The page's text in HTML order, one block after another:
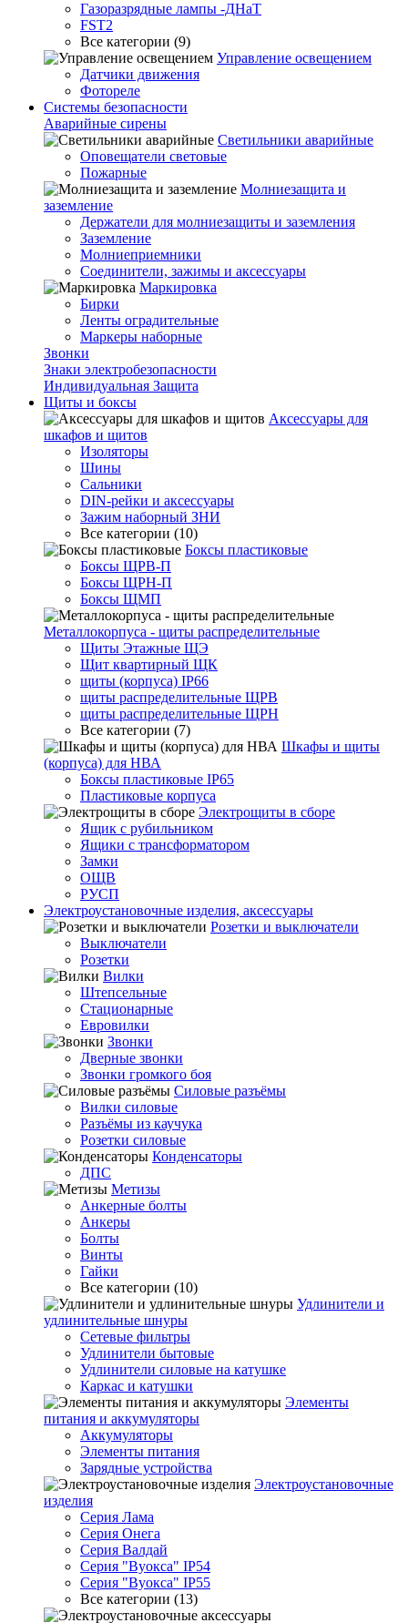
Газоразрядные лампы -ДНаТ
FST2
Все категории (9)
Управление освещением
Датчики движения
Фотореле
Системы безопасности
Аварийные сирены
Светильники аварийные
Оповещатели световые
Пожарные
Молниезащита и
заземление
Держатели для молниезащиты и заземления
Заземление
Молниеприемники
Соединители, зажимы и аксессуары
Маркировка
Бирки
Ленты оградительные
Маркеры наборные
Звонки
Знаки электробезопасности
Индивидуальная Защита
Щиты и боксы
Аксессуары для
шкафов и щитов
Изоляторы
Шины
Сальники
DIN-рейки и аксессуары
Зажим наборный ЗНИ
Все категории (10)
Боксы пластиковые
Боксы ЩРВ-П
Боксы ЩРН-П
Боксы ЩМП
Металлокорпуса - щиты распределительные
Щиты Этажные ЩЭ
Щит квартирный ЩК
щиты (корпуса) IP66
щиты распределительные ЩРВ
щиты распределительные ЩРН
Все категории (7)
Шкафы и щиты
(корпуса) для НВА
Боксы пластиковые IP65
Пластиковые корпуса
Электрощиты в сборе
Ящик с рубильником
Ящики с трансформатором
Замки
ОЩВ
РУСП
Электроустановочные изделия, аксессуары
Розетки и выключатели
Выключатели
Розетки
Вилки
Штепсельные
Стационарные
Евровилки
Звонки
Дверные звонки
Звонки громкого боя
Силовые разъёмы
Вилки силовые
Разъёмы из каучука
Розетки силовые
Конденсаторы
ДПС
Метизы
Анкерные болты
Анкеры
Болты
Винты
Гайки
Все категории (10)
Удлинители и
удлинительные шнуры
Сетевые фильтры
Удлинители бытовые
Удлинители силовые на катушке
Каркас и катушки
Элементы
питания и аккумуляторы
Аккумуляторы
Элементы питания
Зарядные устройства
Электроустановочные
изделия
Серия Лама
Серия Онега
Серия Валдай
Серия "Вуокса" IP54
Серия "Вуокса" IP55
Все категории (13)